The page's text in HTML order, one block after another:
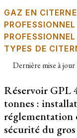
GAZ EN CITERNE
PROFESSIONNEL
PROFESSIONNEL
TYPES DE
Dernière mise à jour
Réservoir GPL
tonnes :
réglementation
sécurité du